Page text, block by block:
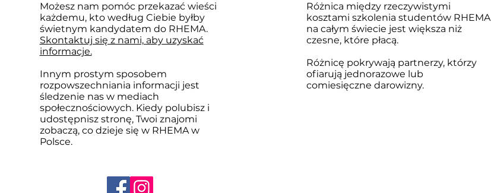
Możesz nam pomóc przekazać wieści
każdemu, kto według Ciebie byłby
świetnym kandydatem do RHEMA.
Skontaktuj się z nami, aby uzyskać
informacje.
Innym prostym sposobem
rozpowszechniania informacji jest
śledzenie nas w mediach
społecznościowych. Kiedy polubisz i
udostępnisz stronę, Twoi znajomi
zobaczą, co dzieje się w RHEMA w
Polsce.
Różnica między rzeczywistymi
kosztami szkolenia studentów RHEMA
na całym świecie jest większa niż
czesne, które płacą.
Różnicę pokrywają partnerzy, którzy
ofiarują jednorazowe lub
comiesięczne darowizny.